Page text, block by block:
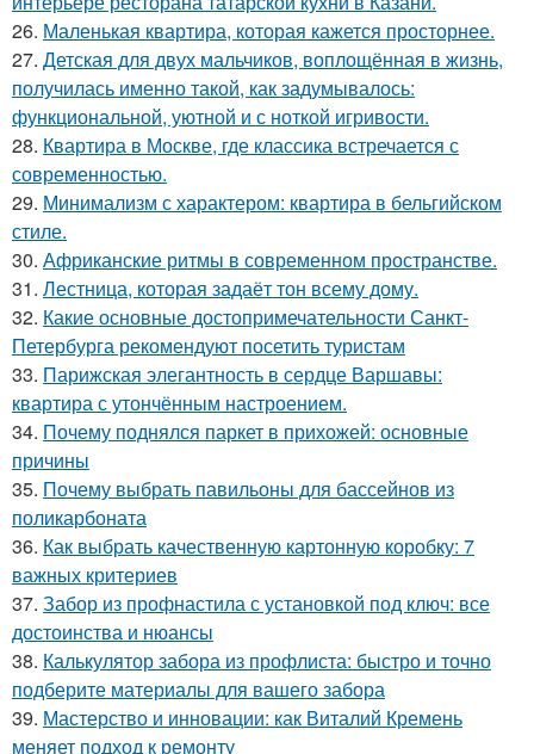
26. Маленькая квартира, которая кажется просторнее.
27. Детская для двух мальчиков, воплощённая в жизнь,
получилась именно такой, как задумывалось:
функциональной, уютной и с ноткой игривости.
28. Квартира в Москве, где классика встречается с
современностью.
29. Минимализм с характером: квартира в бельгийском
стиле.
30. Африканские ритмы в современном пространстве.
31. Лестница, которая задаёт тон всему дому.
32. Какие основные достопримечательности Санкт-
Петербурга рекомендуют посетить туристам
33. Парижская элегантность в сердце Варшавы:
квартира с утончённым настроением.
34. Почему поднялся паркет в прихожей: основные
причины
35. Почему выбрать павильоны для бассейнов из
поликарбоната
36. Как выбрать качественную картонную коробку: 7
важных критериев
37. Забор из профнастила с установкой под ключ: все
достоинства и нюансы
38. Калькулятор забора из профлиста: быстро и точно
подберите материалы для вашего забора
39. Мастерство и инновации: как Виталий Кремень
меняет подход к ремонту